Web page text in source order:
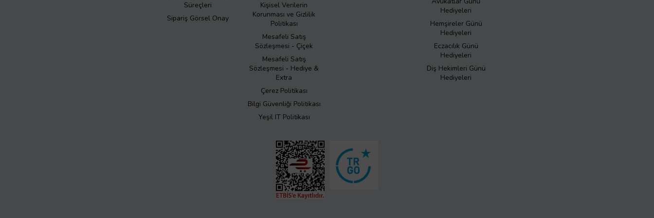
Süreçleri
Sipariş Görsel Onay
Kişisel Verilerin
Korunması ve Gizlilik
Politikası
Mesafeli Satış
Sözleşmesi - Çiçek
Mesafeli Satış
Sözleşmesi - Hediye &
Extra
Çerez Politikası
Bilgi Güvenliği Politikası
Yeşil IT Politikası
Hediyeleri
Hemşireler Günü
Hediyeleri
Eczacılık Günü
Hediyeleri
Diş Hekimleri Günü
Hediyeleri